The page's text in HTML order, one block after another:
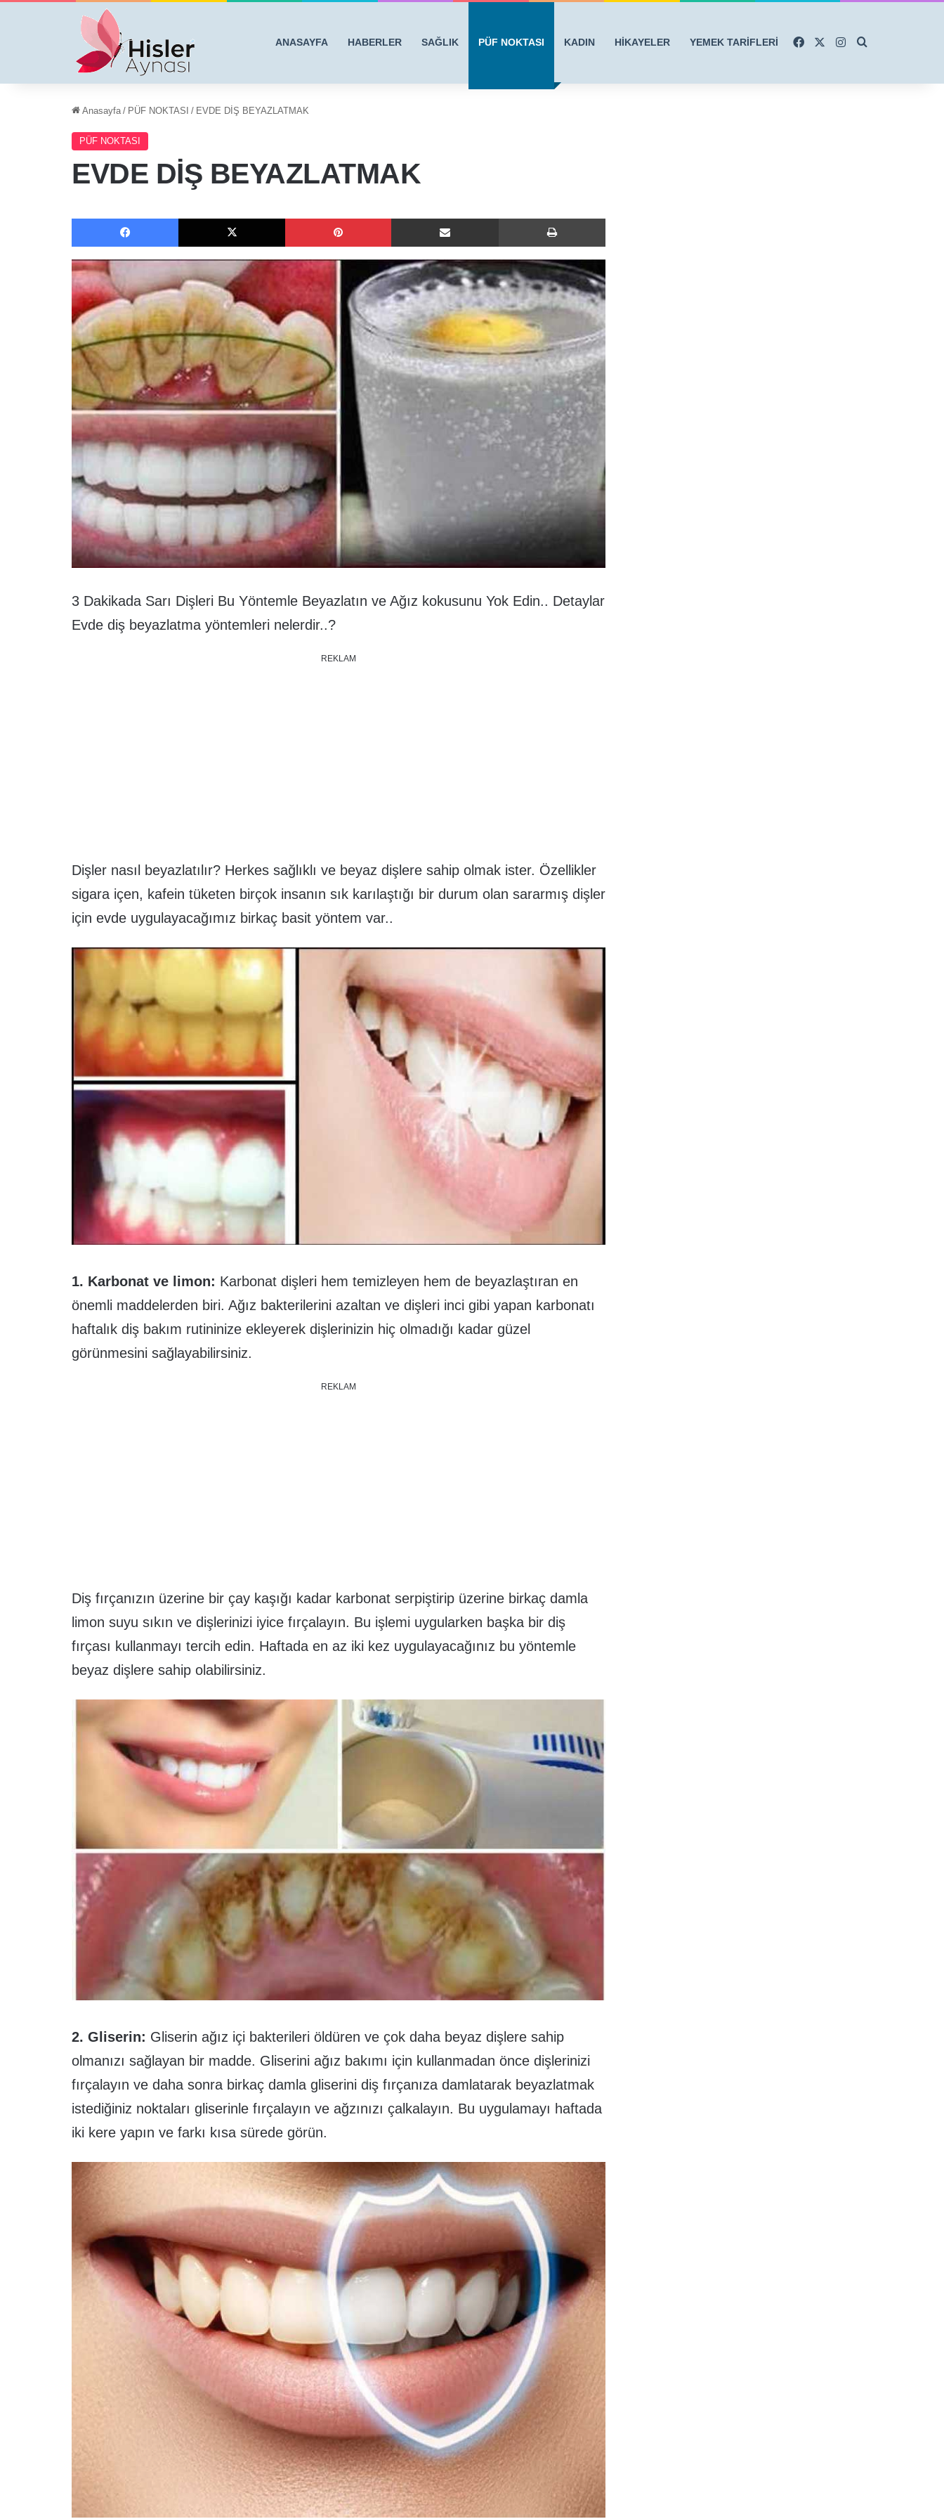
ANASAYFA HABERLER SAĞLIK PÜF NOKTASI KADIN HİKAYELER YEMEK TARİFLERİ FacebookInstagram
Anasayfa / PÜF NOKTASI / EVDE DİŞ BEYAZLATMAK
PÜF NOKTASI
EVDE DİŞ BEYAZLATMAK
Facebook X Pinterest E-Posta ile paylaş Yazdır
3 Dakikada Sarı Dişleri Bu Yöntemle Beyazlatın ve Ağız kokusunu Yok Edin.. Detaylar
Evde diş beyazlatma yöntemleri nelerdir..?
REKLAM
Dişler nasıl beyazlatılır? Herkes sağlıklı ve beyaz dişlere sahip olmak ister. Özellikler
sigara içen, kafein tüketen birçok insanın sık karılaştığı bir durum olan sararmış dişler
için evde uygulayacağımız birkaç basit yöntem var..
1. Karbonat ve limon: Karbonat dişleri hem temizleyen hem de beyazlaştıran en
önemli maddelerden biri. Ağız bakterilerini azaltan ve dişleri inci gibi yapan karbonatı
haftalık diş bakım rutininize ekleyerek dişlerinizin hiç olmadığı kadar güzel
görünmesini sağlayabilirsiniz.
REKLAM
Diş fırçanızın üzerine bir çay kaşığı kadar karbonat serpiştirip üzerine birkaç damla
limon suyu sıkın ve dişlerinizi iyice fırçalayın. Bu işlemi uygularken başka bir diş
fırçası kullanmayı tercih edin. Haftada en az iki kez uygulayacağınız bu yöntemle
beyaz dişlere sahip olabilirsiniz.
2. Gliserin: Gliserin ağız içi bakterileri öldüren ve çok daha beyaz dişlere sahip
olmanızı sağlayan bir madde. Gliserini ağız bakımı için kullanmadan önce dişlerinizi
fırçalayın ve daha sonra birkaç damla gliserini diş fırçanıza damlatarak beyazlatmak
istediğiniz noktaları gliserinle fırçalayın ve ağzınızı çalkalayın. Bu uygulamayı haftada
iki kere yapın ve farkı kısa sürede görün.